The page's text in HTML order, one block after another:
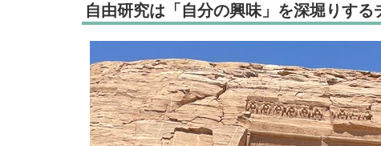
自由研究は「自分の興味」を深堀りする